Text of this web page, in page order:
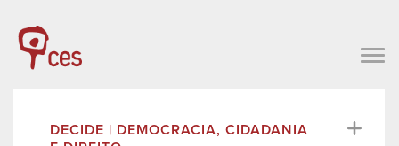
DECIDE | DEMOCRACIA, CIDADANIA